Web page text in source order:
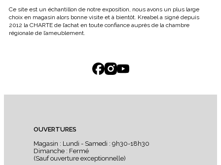
Ce site est un échantillon de notre exposition, nous avons un plus large
choix en magasin alors bonne visite et à bientôt. Kreabel a signé depuis
2012 la CHARTE de l’achat en toute confiance auprès de la chambre
régionale de l’ameublement.
OUVERTURES
Magasin : Lundi - Samedi : 9h30-18h30
Dimanche : Fermé
(Sauf ouverture exceptionnelle)